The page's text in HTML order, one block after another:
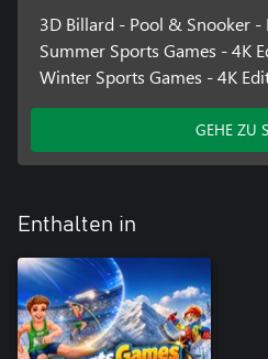
3D Billard - Pool & Snooker -
Summer Sports Games - 4K
Winter Sports Games - 4K
GEHE ZU
Enthalten in